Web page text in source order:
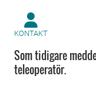
KONTAKT
Som tidigare
teleoperatör.